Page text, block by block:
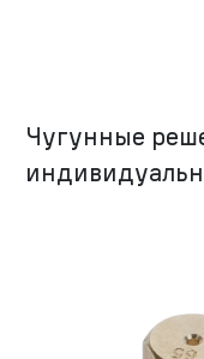
Чугунные